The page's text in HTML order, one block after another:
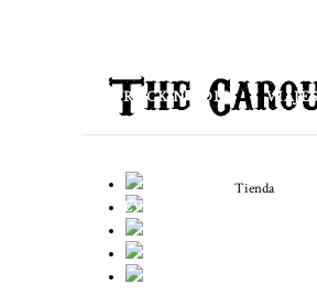
ROCK N ROLL VIAJES
EVENTOS
Tienda